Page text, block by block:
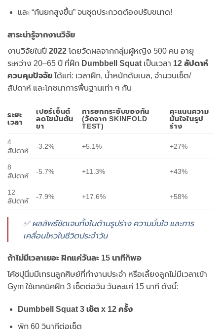
และ “ก้นยกสูงขึ้น” จนชุดประกวดต้องปรับขนาด!
สาระน่ารู้จากงานวิจัย
งานวิจัยในปี 2022 โดยวัดผลจากกลุ่มผู้หญิง 500 คน อายุ
ระหว่าง 20–65 ปี ที่ฝึก Dumbbell Squat เป็นเวลา 12 สัปดาห์
ควบคุมปัจจัย ได้แก่: เวลาฝึก, น้ำหนักดัมเบล, จำนวนเซ็ต/
สัปดาห์ และโภชนาการพื้นฐานเท่า ๆ กัน
ระยะ
เวลา
เปอร์เซ็นต์
ลดไขมันต้น
ขา
การยกกระชับของก้น
(วัดจาก SKINFOLD
TEST)
คะแนนความ
มั่นใจในรูป
ร่าง
4
สัปดาห์
-3.2% +5.1% +27%
8
สัปดาห์
-5.7% +11.3% +43%
12
สัปดาห์
-7.9% +17.6% +58%
✅ ผลลัพธ์ชัดเจนทั้งในด้านรูปร่าง ความมั่นใจ และการ
เคลื่อนไหวในชีวิตประจำวัน
ถ้าไม่มีเวลาเยอะ ฝึกแค่วันละ 15 นาทีก็พอ
โค้ชปุนิ่มมีเทรนลูกศิษย์ที่ทำงานประจำ หรือเลี้ยงลูกไม่มีเวลาเข้า
Gym ใช้เทคนิคฝึก 3 เซ็ตต่อวัน วันละแค่ 15 นาที ดังนี้:
Dumbbell Squat 3 เซ็ต x 12 ครั้ง
พัก 60 วินาทีต่อเซ็ต